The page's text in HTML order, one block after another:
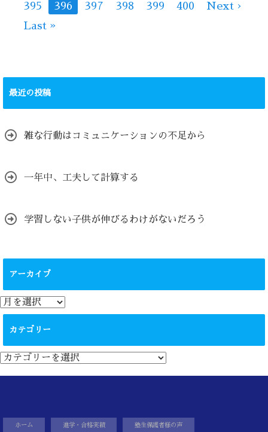
校入試 志願倍率(2/8
現在)
395
396 397 398 399 400
Next ›
Last »
最近の投稿
雑な行動はコミュニケーションの不足から
一年中、工夫して計算する
学習しない子供が伸びるわけがないだろう
アーカイブ
ア
ー
カテゴリー
カ
テ
ゴ
ホーム 進学・合格実績 塾生保護者様の声